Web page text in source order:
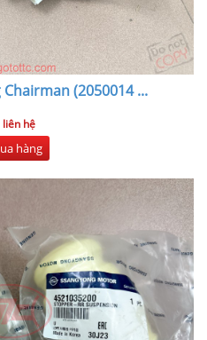
(2050014...
liên hệ
hàng